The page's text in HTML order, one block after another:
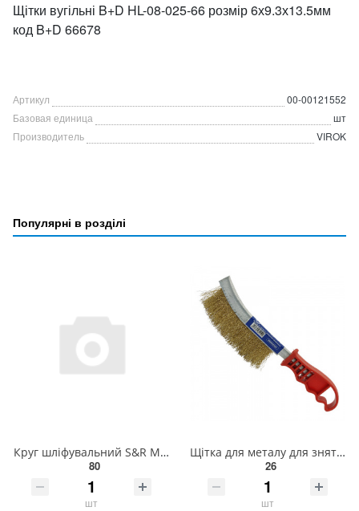
Щітки вугільні B+D HL-08-025-66 розмір 6х9.3х13.5мм
код B+D 66678
Артикул
00-00121552
Базовая единица
шт
Производитель
VIROK
Популярні в розділі
Круг шліфувальний S&R Meister 125х6мм з.600 з нетканого матеріалу на липучцi велкро
80
шт
Щітка для металу для зняття іржі (латунний дріт, пластикова ручка) СТАНДАРТ BWPH0102
26
шт